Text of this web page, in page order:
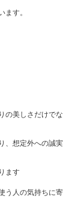
ます。
の美しさだけでな
、想定外への誠実
ます
う人の気持ちに寄